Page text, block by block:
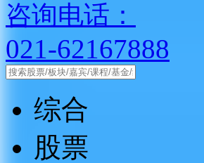
咨询电话：
021-62167888
综合
股票